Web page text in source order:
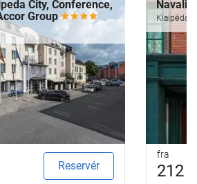
City, Conference,
Group
Reservér
Klaipėda,
fra
212